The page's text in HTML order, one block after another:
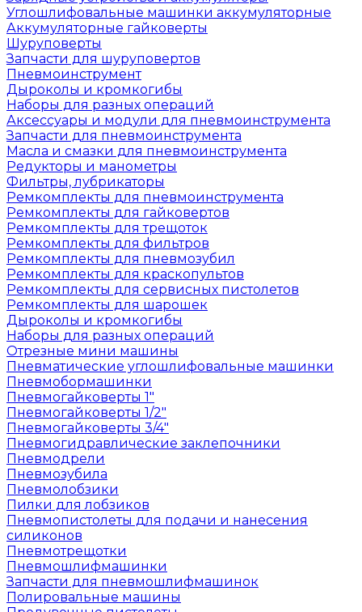
Углошлифовальные машинки аккумуляторные
Аккумуляторные гайковерты
Шуруповерты
Запчасти для шуруповертов
Пневмоинструмент
Дыроколы и кромкогибы
Наборы для разных операций
Аксессуары и модули для пневмоинструмента
Запчасти для пневмоинструмента
Масла и смазки для пневмоинструмента
Редукторы и манометры
Фильтры, лубрикаторы
Ремкомплекты для пневмоинструмента
Ремкомплекты для гайковертов
Ремкомплекты для трещоток
Ремкомплекты для фильтров
Ремкомплекты для пневмозубил
Ремкомплекты для краскопультов
Ремкомплекты для сервисных пистолетов
Ремкомплекты для шарошек
Дыроколы и кромкогибы
Наборы для разных операций
Отрезные мини машины
Пневматические углошлифовальные машинки
Пневмобормашинки
Пневмогайковерты 1"
Пневмогайковерты 1/2"
Пневмогайковерты 3/4"
Пневмогидравлические заклепочники
Пневмодрели
Пневмозубила
Пневмолобзики
Пилки для лобзиков
Пневмопистолеты для подачи и нанесения
силиконов
Пневмотрещотки
Пневмошлифмашинки
Запчасти для пневмошлифмашинок
Полировальные машины